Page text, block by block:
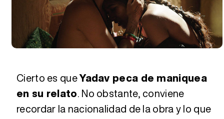
Cierto es queYadav peca de maniquea
en su relato. No obstante, conviene
recordar la nacionalidad de la obra y lo que